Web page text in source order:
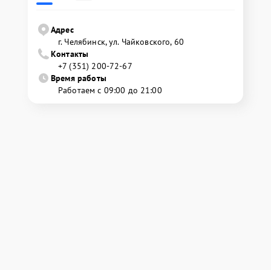
Адрес
г. Челябинск, ул. Чайковского, 60
Контакты
+7 (351) 200-72-67
Время работы
Работаем с 09:00 до 21:00